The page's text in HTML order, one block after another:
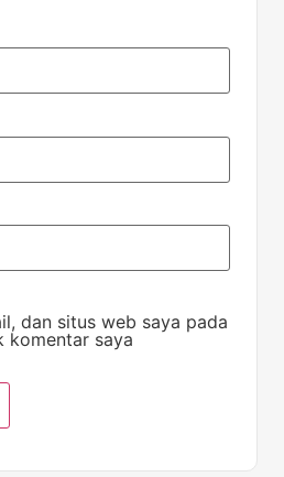
dan situs web saya pada
komentar saya